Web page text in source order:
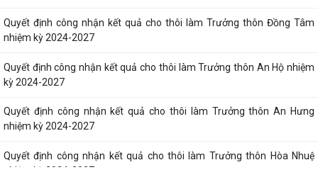
Quyết định công nhận kết quả cho thôi làm Trưởng thôn Đồng Tâm
nhiệm kỳ 2024-2027
Quyết định công nhận kết quả cho thôi làm Trưởng thôn An Hộ nhiệm
kỳ 2024-2027
Quyết định công nhận kết quả cho thôi làm Trưởng thôn An Hưng
nhiệm kỳ 2024-2027
Quyết định công nhận kết quả cho thôi làm Trưởng thôn Hòa Nhuệ
nhiệm kỳ 2024-2027